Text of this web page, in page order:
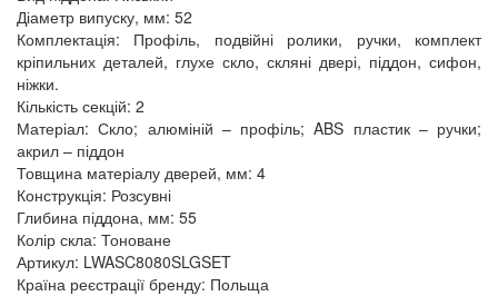
Діаметр випуску, мм: 52
Комплектація: Профіль, подвійні ролики, ручки, комплект
кріпильних деталей, глухе скло, скляні двері, піддон, сифон,
ніжки.
Кількість секцій: 2
Матеріал: Скло; алюміній – профіль; ABS пластик – ручки;
акрил – піддон
Товщина матеріалу дверей, мм: 4
Конструкція: Розсувні
Глибина піддона, мм: 55
Колір скла: Тоноване
Артикул: LWASC8080SLGSET
Країна реєстрації бренду: Польща